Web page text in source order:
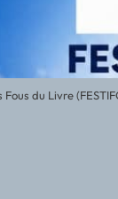
du Livre